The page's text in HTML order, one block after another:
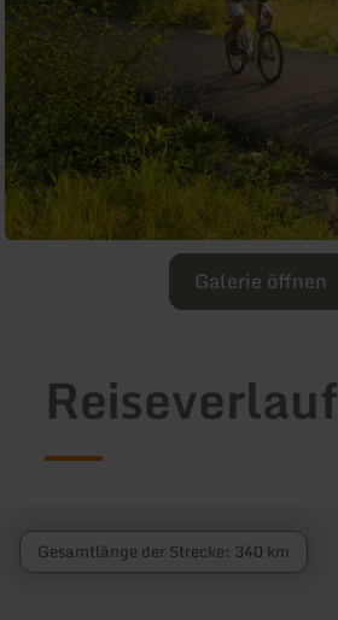
Galerie öffnen
Reiseverlauf
Gesamtlänge der Strecke: 340 km